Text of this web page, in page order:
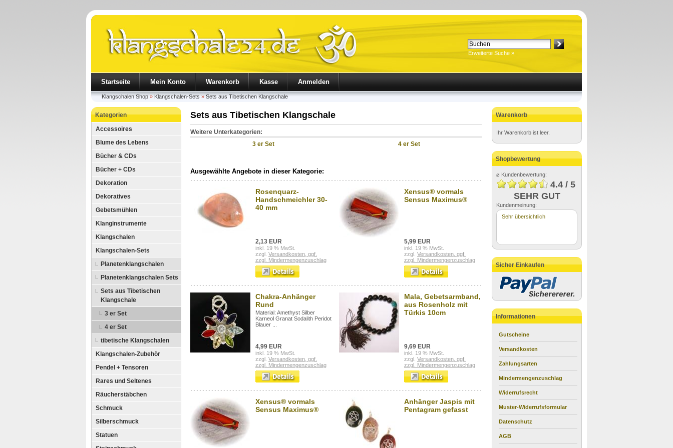
Erweiterte Suche »
Startseite Mein Konto Warenkorb Kasse Anmelden
Klangschalen Shop»Klangschalen-Sets»Sets aus Tibetischen Klangschale
Kategorien
Accessoires
Blume des Lebens
Bücher & CDs
Bücher + CDs
Dekoration
Dekoratives
Gebetsmühlen
Klanginstrumente
Klangschalen
Klangschalen-Sets
Planetenklangschalen
Planetenklangschalen Sets
Sets aus Tibetischen
Klangschale
3 er Set
4 er Set
tibetische Klangschalen
Klangschalen-Zubehör
Pendel + Tensoren
Rares und Seltenes
Räucherstäbchen
Schmuck
Silberschmuck
Statuen
Sets aus Tibetischen Klangschale
Weitere Unterkategorien:
3 er Set
4 er Set
Ausgewählte Angebote in dieser Kategorie:
Rosenquarz-
Handschmeichler 30-
40 mm
2,13 EUR
inkl. 19 % MwSt.
zzgl. Versandkosten, ggf.
zzgl. Mindermengenzuschlag
Xensus® vormals
Sensus Maximus®
5,99 EUR
inkl. 19 % MwSt.
zzgl. Versandkosten, ggf.
zzgl. Mindermengenzuschlag
Chakra-Anhänger
Rund
Material: Amethyst Silber
Karneol Granat Sodalith Peridot
Blauer ...
4,99 EUR
inkl. 19 % MwSt.
zzgl. Versandkosten, ggf.
zzgl. Mindermengenzuschlag
Mala, Gebetsarmband,
aus Rosenholz mit
Türkis 10cm
9,69 EUR
inkl. 19 % MwSt.
zzgl. Versandkosten, ggf.
zzgl. Mindermengenzuschlag
Xensus® vormals
Sensus Maximus®
Anhänger Jaspis mit
Pentagram gefasst
Warenkorb
Ihr Warenkorb ist leer.
Shopbewertung
⌀ Kundenbewertung:
4.4 / 5
SEHR GUT
Kundenmeinung:
Sehr übersichtlich
Sicher Einkaufen
Informationen
Gutscheine
Versandkosten
Zahlungsarten
Mindermengenzuschlag
Widerrufsrecht
Muster-Widerrufsformular
Datenschutz
AGB